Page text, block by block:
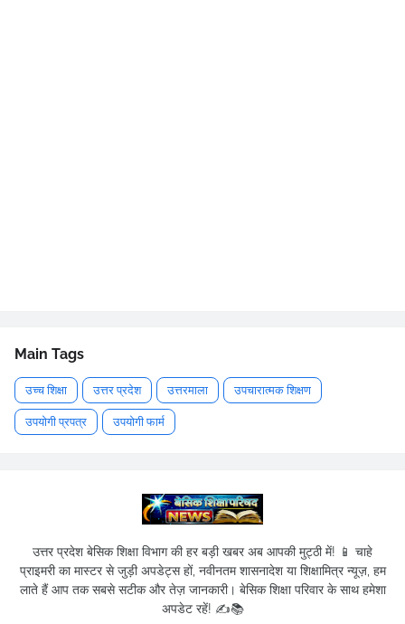
Main Tags
उच्च शिक्षा उत्तर प्रदेश उत्तरमाला उपचारात्मक शिक्षण
उपयोगी प्रपत्र उपयोगी फार्म
उत्तर प्रदेश बेसिक शिक्षा विभाग की हर बड़ी खबर अब आपकी मुट्ठी में! 📱 चाहे
प्राइमरी का मास्टर से जुड़ी अपडेट्स हों, नवीनतम शासनादेश या शिक्षामित्र न्यूज़, हम
लाते हैं आप तक सबसे सटीक और तेज़ जानकारी। बेसिक शिक्षा परिवार के साथ हमेशा
अपडेट रहें! ✍️📚